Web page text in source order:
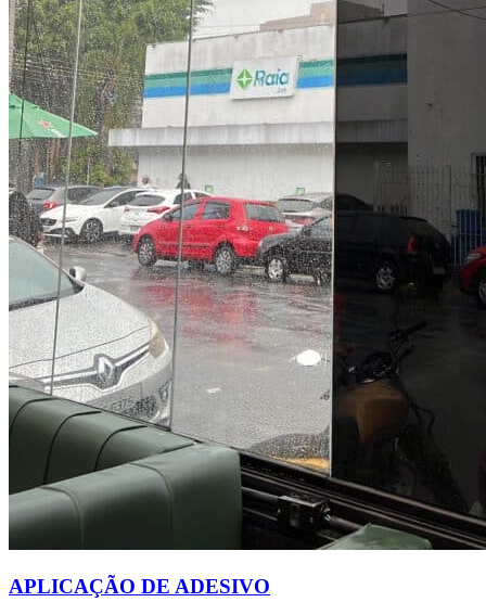
APLICAÇÃO DE ADESIVO